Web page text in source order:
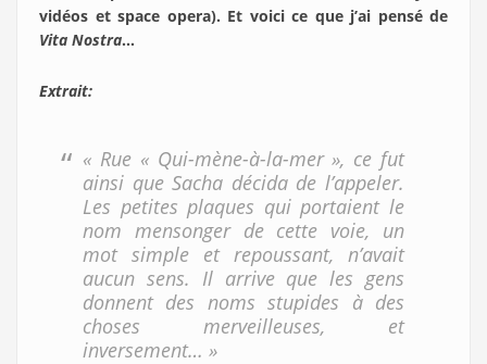
vidéos et space opera). Et voici ce que j’ai pensé de
Vita Nostra…
Extrait:
« Rue « Qui-mène-à-la-mer », ce fut
ainsi que Sacha décida de l’appeler.
Les petites plaques qui portaient le
nom mensonger de cette voie, un
mot simple et repoussant, n’avait
aucun sens. Il arrive que les gens
donnent des noms stupides à des
choses merveilleuses, et
inversement… »